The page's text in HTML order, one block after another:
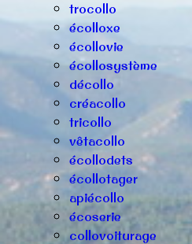
trocollo
écolloxe
écollovie
écollosystème
décollo
créacollo
tricollo
vêtacollo
écollodets
écollotager
apiécollo
écoserie
collovoiturage